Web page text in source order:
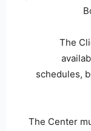
• The
schedules,
• The Center